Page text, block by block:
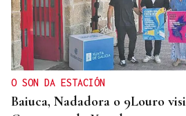
O SON DA ESTACIÓN
Baiuca, Nadadora o 9Louro